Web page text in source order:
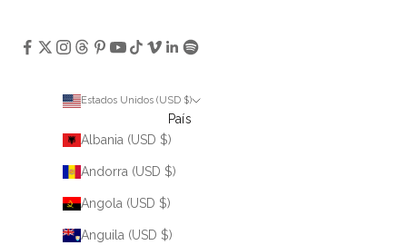
Estados Unidos (USD $)
País
Albania (USD $)
Andorra (USD $)
Angola (USD $)
Anguila (USD $)